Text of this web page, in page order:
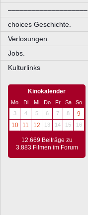
––––––––––––––––––––
choices Geschichte.
Verlosungen.
Jobs.
Kulturlinks
Kinokalender
Mo Di Mi Do Fr Sa
So
3
4 5 6 7 8
9
10
11 12 13 14 15 16
12.669 Beiträge zu
3.883 Filmen im Forum